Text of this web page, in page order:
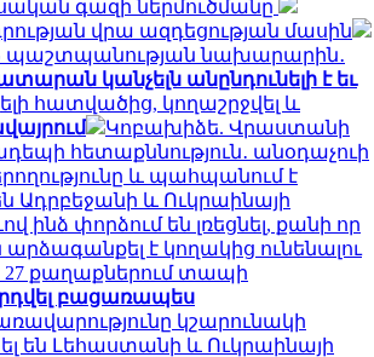
գազի ներմուծմանը
վրա ազդեցության մասին
նախարարին․
կանչելն անընդունելի է եւ
հատվածից, կողաշրջվել և
Կոբախիձե. Վրաստանի
հետաքննություն․ անօդաչուի
և պահպանում է
Ադրբեջանի և Ուկրաինայի
ինձ փորձում են լռեցնել, քանի որ
է կողակից ունենալու
27 քաղաքներում տապի
բացառապես
կշարունակի
են Լեհաստանի և Ուկրաինայի